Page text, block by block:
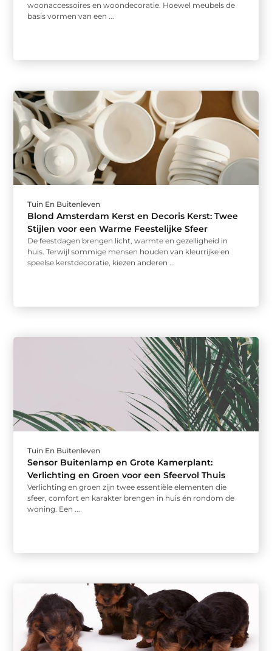
woonaccessoires en woondecoratie. Hoewel meubels de
basis vormen van een ...
Tuin En Buitenleven
Blond Amsterdam Kerst en Decoris Kerst: Twee
Stijlen voor een Warme Feestelijke Sfeer
De feestdagen brengen licht, warmte en gezelligheid in
huis. Terwijl sommige mensen houden van kleurrijke en
speelse kerstdecoratie, kiezen anderen ...
Tuin En Buitenleven
Sensor Buitenlamp en Grote Kamerplant:
Verlichting en Groen voor een Sfeervol Thuis
Verlichting en groen zijn twee essentiële elementen die
sfeer, comfort en karakter brengen in huis én rondom de
woning. Een ...